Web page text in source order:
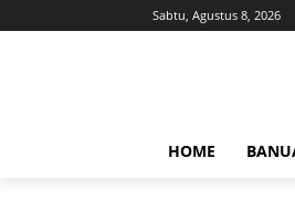
Sabtu, Agustus 8, 2026
HOME